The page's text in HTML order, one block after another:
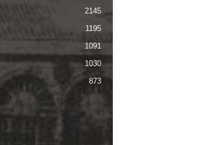
2145
1195
1091
1030
873